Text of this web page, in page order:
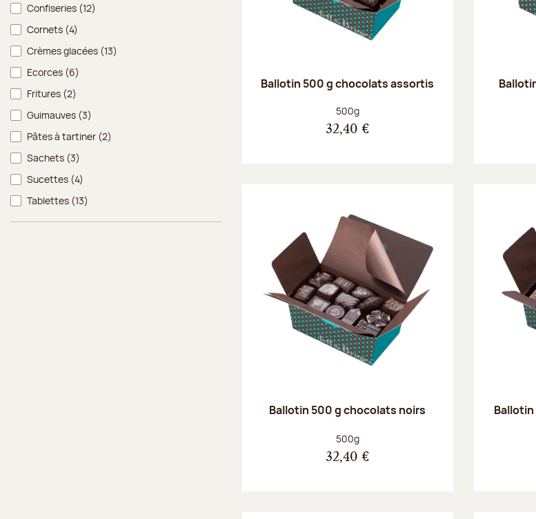
Confiseries (12)
Cornets (4)
Crèmes glacées (13)
Ecorces (6)
Fritures (2)
Guimauves (3)
Pâtes à tartiner (2)
Sachets (3)
Sucettes (4)
Tablettes (13)
Ballotin 500 g chocolats assortis
Poids net :
500g
32,40 €
Ballotin 500 g chocolats noirs
Poids net :
500g
32,40 €